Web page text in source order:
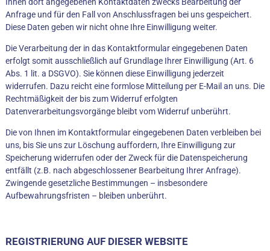
Anfrage und für den Fall von Anschlussfragen bei uns gespeichert.
Diese Daten geben wir nicht ohne Ihre Einwilligung weiter.
Die Verarbeitung der in das Kontaktformular eingegebenen Daten
erfolgt somit ausschließlich auf Grundlage Ihrer Einwilligung (Art. 6
Abs. 1 lit. a DSGVO). Sie können diese Einwilligung jederzeit
widerrufen. Dazu reicht eine formlose Mitteilung per E-Mail an uns. Die
Rechtmäßigkeit der bis zum Widerruf erfolgten
Datenverarbeitungsvorgänge bleibt vom Widerruf unberührt.
Die von Ihnen im Kontaktformular eingegebenen Daten verbleiben bei
uns, bis Sie uns zur Löschung auffordern, Ihre Einwilligung zur
Speicherung widerrufen oder der Zweck für die Datenspeicherung
entfällt (z.B. nach abgeschlossener Bearbeitung Ihrer Anfrage).
Zwingende gesetzliche Bestimmungen – insbesondere
Aufbewahrungsfristen – bleiben unberührt.
REGISTRIERUNG AUF DIESER WEBSITE